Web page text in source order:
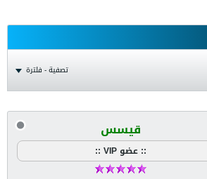
تصفية - فلترة
قيسس
:: عضو VIP ::